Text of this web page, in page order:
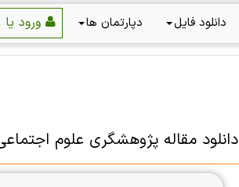
دانلود فایل دپارتمان ها
دانلود مقاله پژوهشگری علوم